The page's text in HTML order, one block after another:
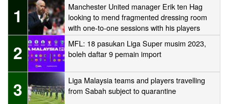
1
Manchester United manager Erik ten Hag
looking to mend fragmented dressing room
with one-to-one sessions with his players
2
MFL: 18 pasukan Liga Super musim 2023,
boleh daftar 9 pemain import
3
Liga Malaysia teams and players travelling
from Sabah subject to quarantine